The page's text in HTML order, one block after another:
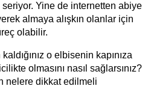
Yine de internetten abiye
almaya alışkın olanlar için
olabilir.
o elbisenin kapınıza
olmasını nasıl sağlarsınız?
nelere dikkat edilmeli